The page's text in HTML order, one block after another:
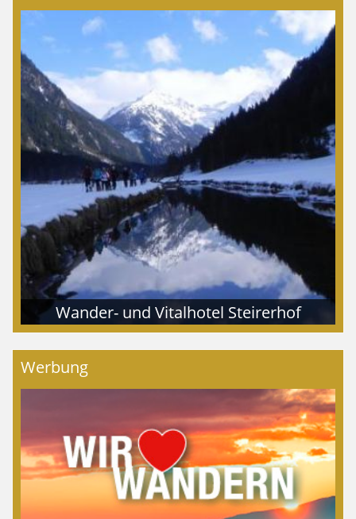
Wander- und Vitalhotel Steirerhof
Werbung